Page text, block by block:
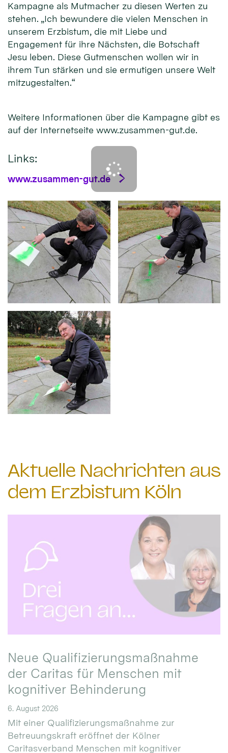
Kampagne als Mutmacher zu diesen Werten zu
stehen. „Ich bewundere die vielen Menschen in
unserem Erzbistum, die mit Liebe und
Engagement für ihre Nächsten, die Botschaft
Jesu leben. Diese Gutmenschen wollen wir in
ihrem Tun stärken und sie ermutigen unsere Welt
mitzugestalten.“
Weitere Informationen über die Kampagne gibt es
auf der Internetseite www.zusammen-gut.de.
Links:
www.zusammen-gut.de
Aktuelle Nachrichten aus
dem Erzbistum Köln
Neue Qualifizierungsmaßnahme
der Caritas für Menschen mit
kognitiver Behinderung
6. August 2026
Mit einer Qualifizierungsmaßnahme zur
Betreuungskraft eröffnet der Kölner
Caritasverband Menschen mit kognitiver